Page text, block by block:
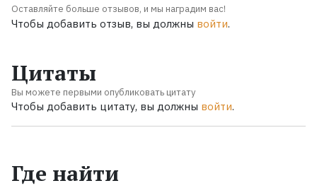
Оставляйте больше отзывов, и мы наградим вас!
Чтобы добавить отзыв, вы должны войти.
Цитаты
Вы можете первыми опубликовать цитату
Чтобы добавить цитату, вы должны войти.
Где найти